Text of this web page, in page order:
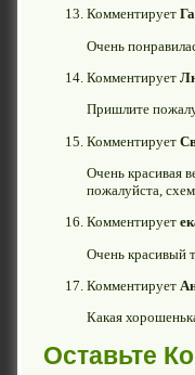
Комментирует
Очень
Комментирует
Пришлите
Комментирует
Очень красивая
пожалуйста,
Комментирует
Очень красивый
Комментирует
Какая
Оставьте